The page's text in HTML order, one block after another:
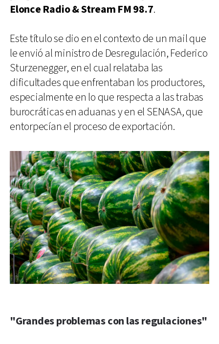
Elonce Radio & Stream FM 98.7.
Este título se dio en el contexto de un mail que
le envió al ministro de Desregulación, Federico
Sturzenegger, en el cual relataba las
dificultades que enfrentaban los productores,
especialmente en lo que respecta a las trabas
burocráticas en aduanas y en el SENASA, que
entorpecían el proceso de exportación.
"Grandes problemas con las regulaciones"